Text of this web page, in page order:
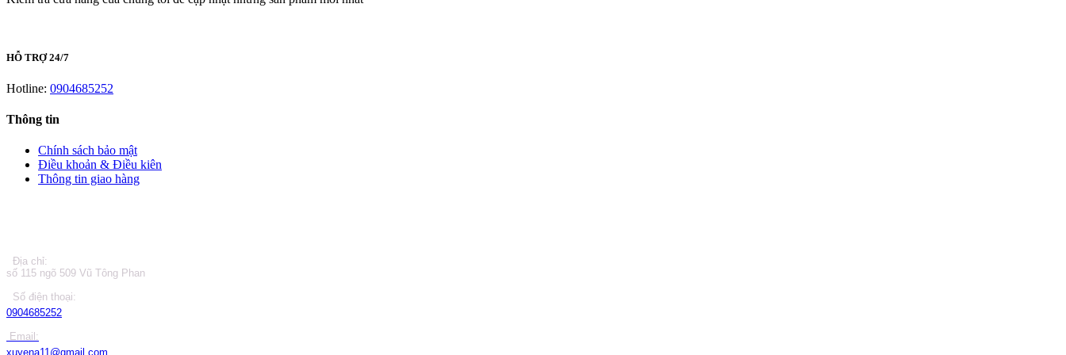
HỖ TRỢ 24/7
Hotline: 0904685252
Thông tin
Chính sách bảo mật
Điều khoản & Điều kiên
Thông tin giao hàng
Địa chỉ:
số 115 ngõ 509 Vũ Tông Phan
Số điện thoại:
0904685252
Email:
xuyena11@gmail.com